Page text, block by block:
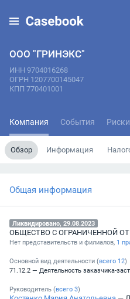
ООО "ГРИНЭКС"
ИНН 9704016268
ОГРН 1207700145047
КПП 770401001
Компания События Риски
Обзор Информация
Общая информация
Ликвидировано, 29.08.2023
ОБЩЕСТВО С ОГРАНИЧЕННОЙ
Нет представительств и филиалов, 1
Основной вид деятельности (всего 12)
71.12.2 — Деятельность заказчика-
Руководитель (всего 3)